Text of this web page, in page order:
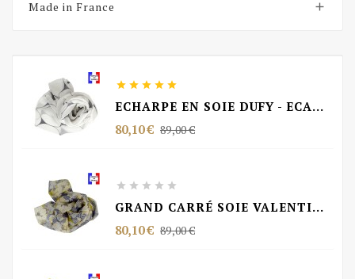
Made in France 
    
ECHARPE EN SOIE DUFY - ECAILLES VS BLANC
80,10 € 89,00 €
    
GRAND CARRÉ SOIE VALENTIN MADE IN FRANCE
80,10 € 89,00 €